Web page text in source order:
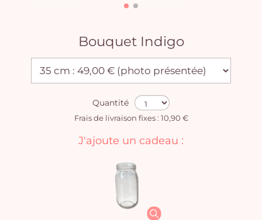
Bouquet Indigo
Quantité
Frais de livraison fixes : 10,90 €
J'ajoute un cadeau :